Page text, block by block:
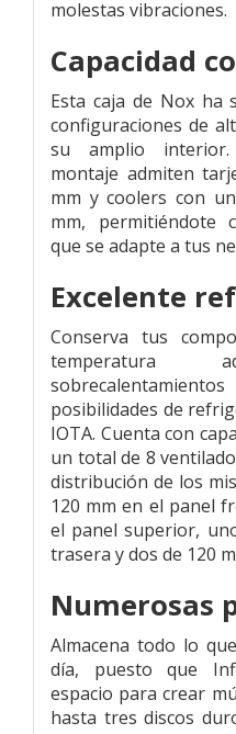
molestas vibraciones.
Capacidad
Esta caja de Nox ha
configuraciones de
su amplio interior.
montaje admiten
mm y coolers con
mm, permitiéndote
que se adapte a tus
Excelente
Conserva tus
temperatura
posibilidades de
IOTA. Cuenta con
un total de 8
distribución de los
120 mm en el panel
el panel superior,
trasera y dos de 120
Numerosas
Almacena todo lo
día, puesto que
espacio para crear
hasta tres discos